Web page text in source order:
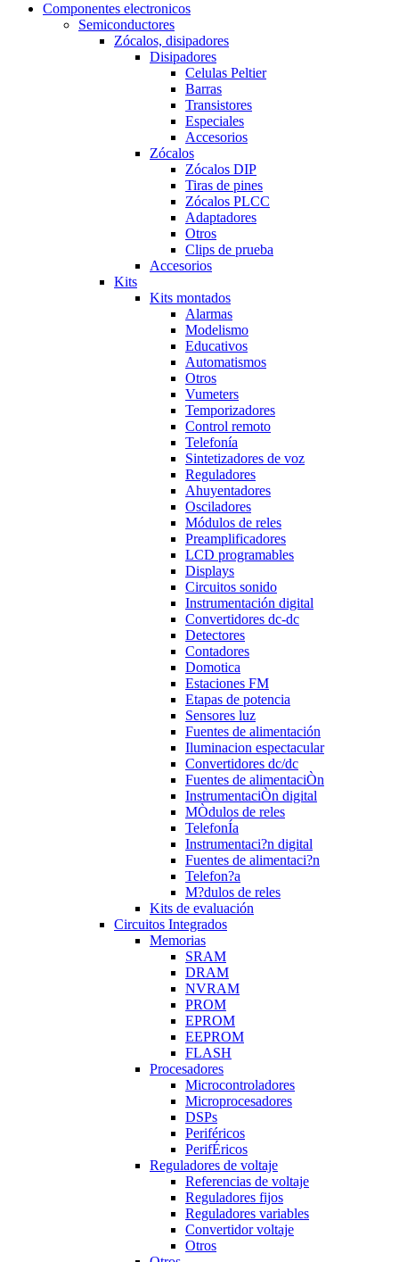
Componentes electronicos
Semiconductores
Zócalos, disipadores
Disipadores
Celulas Peltier
Barras
Transistores
Especiales
Accesorios
Zócalos
Zócalos DIP
Tiras de pines
Zócalos PLCC
Adaptadores
Otros
Clips de prueba
Accesorios
Kits
Kits montados
Alarmas
Modelismo
Educativos
Automatismos
Otros
Vumeters
Temporizadores
Control remoto
Telefonía
Sintetizadores de voz
Reguladores
Ahuyentadores
Osciladores
Módulos de reles
Preamplificadores
LCD programables
Displays
Circuitos sonido
Instrumentación digital
Convertidores dc-dc
Detectores
Contadores
Domotica
Estaciones FM
Etapas de potencia
Sensores luz
Fuentes de alimentación
Iluminacion espectacular
Convertidores dc/dc
Fuentes de alimentaciÒn
InstrumentaciÒn digital
MÒdulos de reles
TelefonÍa
Instrumentaci?n digital
Fuentes de alimentaci?n
Telefon?a
M?dulos de reles
Kits de evaluación
Circuitos Integrados
Memorias
SRAM
DRAM
NVRAM
PROM
EPROM
EEPROM
FLASH
Procesadores
Microcontroladores
Microprocesadores
DSPs
Periféricos
PerifÉricos
Reguladores de voltaje
Referencias de voltaje
Reguladores fijos
Reguladores variables
Convertidor voltaje
Otros